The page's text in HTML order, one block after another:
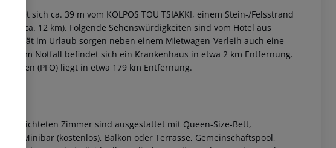
sich ca. 39 m vom KOLPOS TOU TSIAKKI, einem Stein-/Felsstrand
ca. 12 km). Folgende Sehenswürdigkeiten sind vom Hotel aus
im Urlaub sorgen neben einem Mietwagen-Verleih auch eine
im Notfall befindet sich ein Krankenhaus in etwa 2 km Entfernung.
(PFO) liegt in etwa 179 km Entfernung.
Zimmer sind ausgestattet mit Queen-Size-Bett,
Minibar (kostenlos), Balkon oder Terrasse, Gemeinschaftspool,